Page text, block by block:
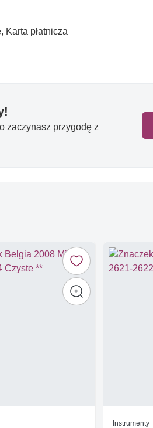
Karta płatnicza
zaczynasz przygodę z
Instrumenty